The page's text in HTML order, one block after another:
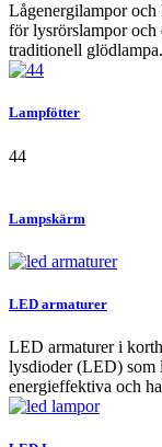
Lågenergilampor och
för lysrörslampor och
traditionell
Lampfötter
44
Lampskärm
LED armaturer
LED armaturer i
lysdioder (LED) som
energieffektiva och